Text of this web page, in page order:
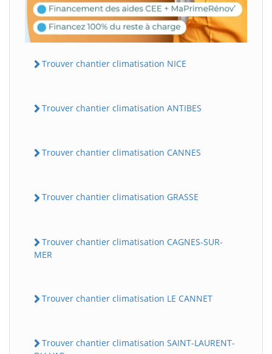
Trouver chantier climatisation NICE
Trouver chantier climatisation ANTIBES
Trouver chantier climatisation CANNES
Trouver chantier climatisation GRASSE
Trouver chantier climatisation CAGNES-SUR-
MER
Trouver chantier climatisation LE CANNET
Trouver chantier climatisation SAINT-LAURENT-